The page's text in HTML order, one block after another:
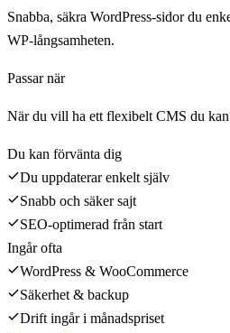
Snabba, säkra WordPress-sidor du
WP-långsamheten.
Passar när
När du vill ha ett flexibelt CMS du kan
Du kan förvänta dig
Du uppdaterar enkelt själv
Snabb och säker sajt
SEO-optimerad från start
Ingår ofta
WordPress & WooCommerce
Säkerhet & backup
Drift ingår i månadspriset